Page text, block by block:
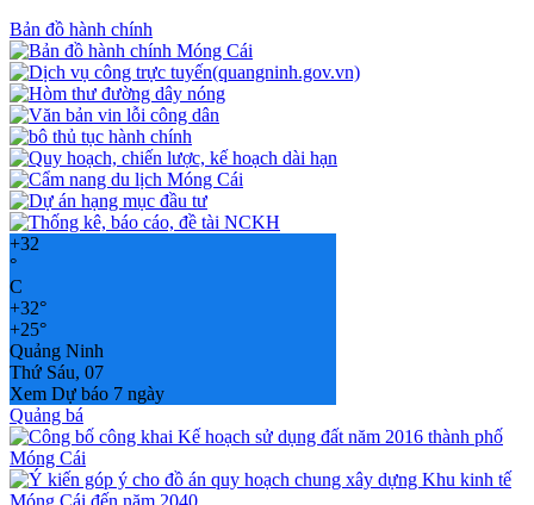
Bản đồ hành chính
+32
°
C
+32°
+25°
Quảng Ninh
Thứ Sáu, 07
Xem Dự báo 7 ngày
Quảng bá